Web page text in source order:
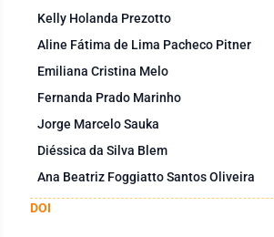
Kelly Holanda Prezotto
Aline Fátima de Lima Pacheco Pitner
Emiliana Cristina Melo
Fernanda Prado Marinho
Jorge Marcelo Sauka
Diéssica da Silva Blem
Ana Beatriz Foggiatto Santos Oliveira
DOI